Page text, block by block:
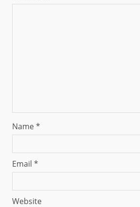
Name*
Email *
Website